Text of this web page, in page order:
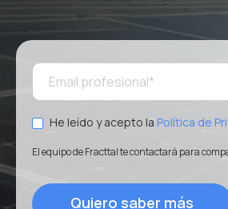
He leído y acepto la Política de
El equipo de Fracttal te contactará para